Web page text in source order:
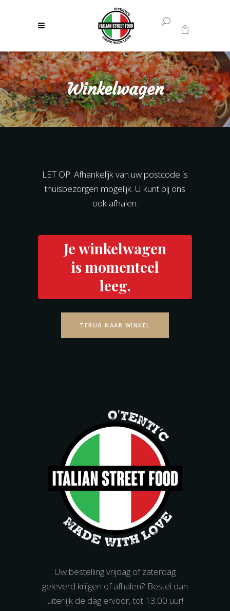
0
Geen producten in uw winkelwagen.
Winkelwagen
LET OP: Afhankelijk van uw postcode is
thuisbezorgen mogelijk. U kunt bij ons
ook afhalen.
Je winkelwagen
is momenteel
leeg.
TERUG NAAR WINKEL
Uw bestelling vrijdag of zaterdag
geleverd krijgen of afhalen? Bestel dan
uiterlijk de dag ervoor, tot 13.00 uur!